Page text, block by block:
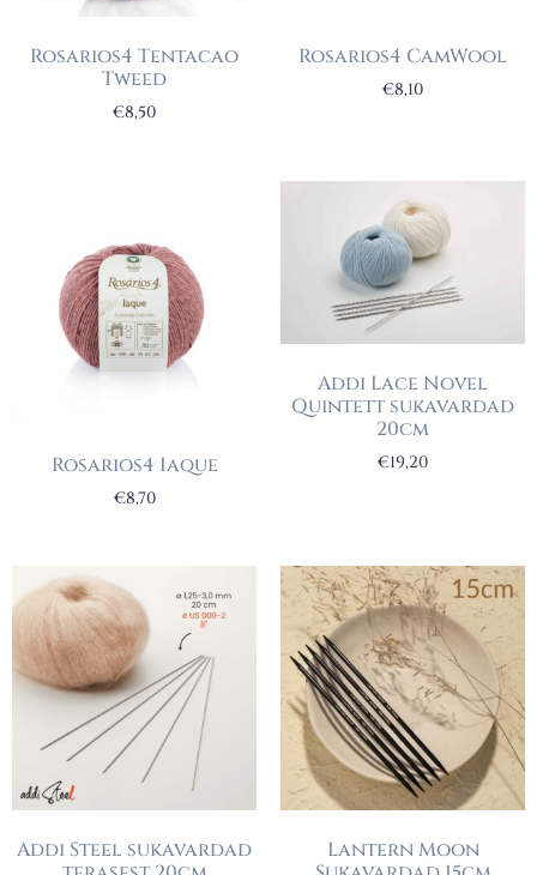
Rosarios4 Tentacao
Tweed
€8,50
Rosarios4 CamWool
€8,10
Rosarios4 Iaque
€8,70
Addi Lace Novel
Quintett sukavardad
20cm
€19,20
Addi Steel sukavardad
Lantern Moon